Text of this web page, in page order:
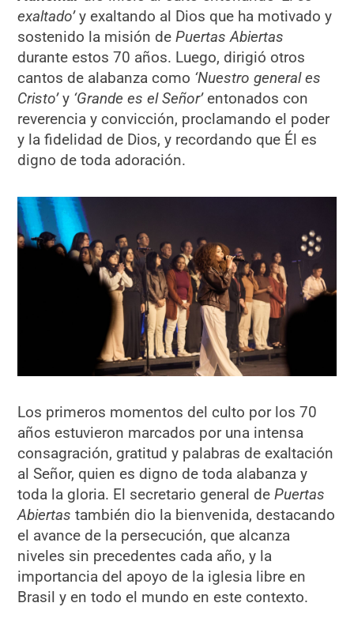
exaltado’y exaltando al Dios que ha motivado y
sostenido la misión dePuertas Abiertas
durante estos 70 años. Luego, dirigió otros
cantos de alabanza como ‘Nuestro general es
Cristo’y ‘Grande es el Señor’entonados con
reverencia y convicción, proclamando el poder
y la fidelidad de Dios, y recordando que Él es
digno de toda adoración.
Los primeros momentos del culto por los 70
años estuvieron marcados por una intensa
consagración, gratitud y palabras de exaltación
al Señor, quien es digno de toda alabanza y
toda la gloria. El secretario general dePuertas
Abiertas también dio la bienvenida, destacando
el avance de la persecución, que alcanza
niveles sin precedentes cada año, y la
importancia del apoyo de la iglesia libre en
Brasil y en todo el mundo en este contexto.